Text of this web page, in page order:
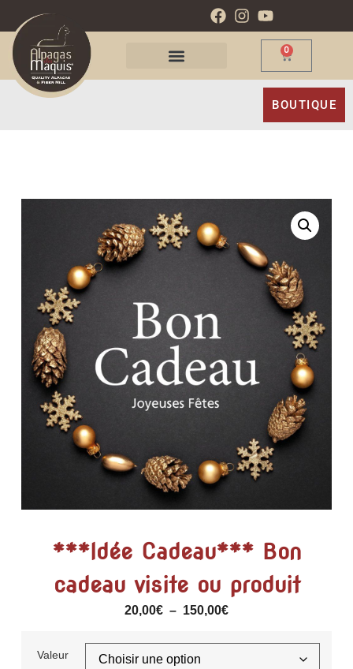
0
BOUTIQUE
***Idée Cadeau*** Bon
cadeau visite ou produit
20,00€ – 150,00€
Valeur